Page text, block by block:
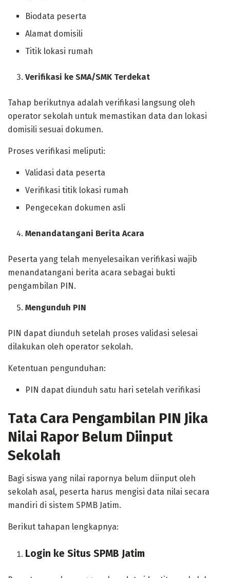
Biodata peserta
Alamat domisili
Titik lokasi rumah
Verifikasi ke SMA/SMK Terdekat
Tahap berikutnya adalah verifikasi langsung oleh
operator sekolah untuk memastikan data dan lokasi
domisili sesuai dokumen.
Proses verifikasi meliputi:
Validasi data peserta
Verifikasi titik lokasi rumah
Pengecekan dokumen asli
Menandatangani Berita Acara
Peserta yang telah menyelesaikan verifikasi wajib
menandatangani berita acara sebagai bukti
pengambilan PIN.
Mengunduh PIN
PIN dapat diunduh setelah proses validasi selesai
dilakukan oleh operator sekolah.
Ketentuan pengunduhan:
PIN dapat diunduh satu hari setelah verifikasi
Tata Cara Pengambilan PIN Jika
Nilai Rapor Belum Diinput
Sekolah
Bagi siswa yang nilai rapornya belum diinput oleh
sekolah asal, peserta harus mengisi data nilai secara
mandiri di sistem SPMB Jatim.
Berikut tahapan lengkapnya:
Login ke Situs SPMB Jatim